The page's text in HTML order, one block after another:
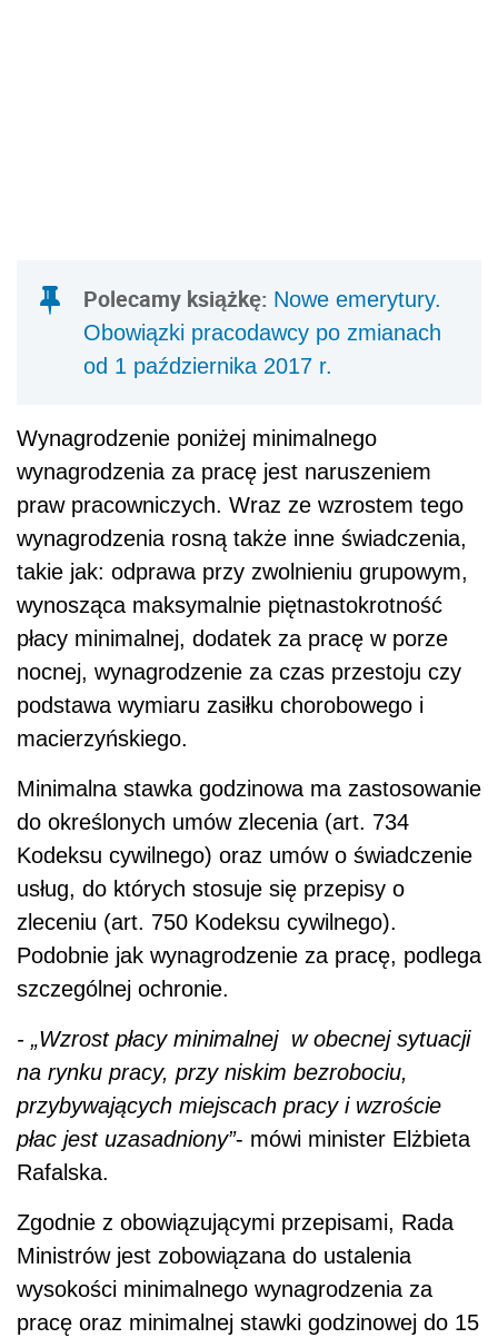
Polecamy książkę: Nowe emerytury.
Obowiązki pracodawcy po zmianach
od 1 października 2017 r.
Wynagrodzenie poniżej minimalnego
wynagrodzenia za pracę jest naruszeniem
praw pracowniczych. Wraz ze wzrostem tego
wynagrodzenia rosną także inne świadczenia,
takie jak: odprawa przy zwolnieniu grupowym,
wynosząca maksymalnie piętnastokrotność
płacy minimalnej, dodatek za pracę w porze
nocnej, wynagrodzenie za czas przestoju czy
podstawa wymiaru zasiłku chorobowego i
macierzyńskiego.
Minimalna stawka godzinowa ma zastosowanie
do określonych umów zlecenia (art. 734
Kodeksu cywilnego) oraz umów o świadczenie
usług, do których stosuje się przepisy o
zleceniu (art. 750 Kodeksu cywilnego).
Podobnie jak wynagrodzenie za pracę, podlega
szczególnej ochronie.
- „Wzrost płacy minimalnej w obecnej sytuacji
na rynku pracy, przy niskim bezrobociu,
przybywających miejscach pracy i wzroście
płac jest uzasadniony”- mówi minister Elżbieta
Rafalska.
Zgodnie z obowiązującymi przepisami, Rada
Ministrów jest zobowiązana do ustalenia
wysokości minimalnego wynagrodzenia za
pracę oraz minimalnej stawki godzinowej do 15